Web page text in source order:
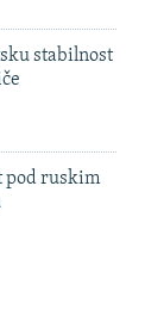
stabilnost
pod ruskim